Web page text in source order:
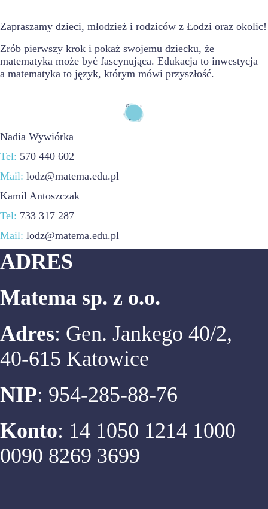
Zapraszamy dzieci, młodzież i rodziców z Łodzi oraz okolic!
Zrób pierwszy krok i pokaż swojemu dziecku, że
matematyka może być fascynująca. Edukacja to inwestycja –
a matematyka to język, którym mówi przyszłość.
Nadia Wywiórka
Tel: 570 440 602
Mail: lodz@matema.edu.pl
Kamil Antoszczak
Tel: 733 317 287
Mail: lodz@matema.edu.pl
ADRES
Matema sp. z o.o.
Adres: Gen. Jankego 40/2,
40-615 Katowice
NIP: 954-285-88-76
Konto: 14 1050 1214 1000
0090 8269 3699